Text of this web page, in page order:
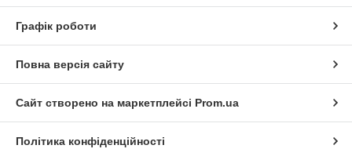
Графік роботи
Повна версія сайту
Сайт створено на маркетплейсі Prom.ua
Політика конфіденційності